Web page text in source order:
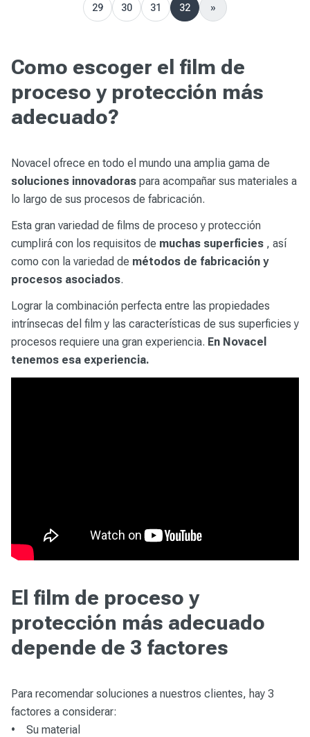
29 30 31 32
Next
»
Como escoger el film de
proceso y protección más
adecuado?
Novacel ofrece en todo el mundo una amplia gama de
soluciones innovadoras para acompañar sus materiales a
lo largo de sus procesos de fabricación.
Esta gran variedad de films de proceso y protección
cumplirá con los requisitos de muchas superficies , así
como con la variedad de métodos de fabricación y
procesos asociados.
Lograr la combinación perfecta entre las propiedades
intrínsecas del film y las características de sus superficies y
procesos requiere una gran experiencia. En Novacel
tenemos esa experiencia.
El film de proceso y
protección más adecuado
depende de 3 factores
Para recomendar soluciones a nuestros clientes, hay 3
factores a considerar:
• Su material